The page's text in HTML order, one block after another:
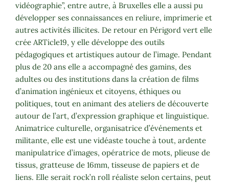
vidéographie”, entre autre, à Bruxelles elle a aussi pu
développer ses connaissances en reliure, imprimerie et
autres activités illicites. De retour en Périgord vert elle
crée ARTicle19, y elle développe des outils
pédagogiques et artistiques autour de l’image. Pendant
plus de 20 ans elle a accompagné des gamins, des
adultes ou des institutions dans la création de films
d’animation ingénieux et citoyens, éthiques ou
politiques, tout en animant des ateliers de découverte
autour de l’art, d’expression graphique et linguistique.
Animatrice culturelle, organisatrice d’événements et
militante, elle est une vidéaste touche à tout, ardente
manipulatrice d’images, opératrice de mots, plieuse de
tissus, gratteuse de 16mm, tisseuse de papiers et de
liens. Elle serait rock’n roll réaliste selon certains, peut